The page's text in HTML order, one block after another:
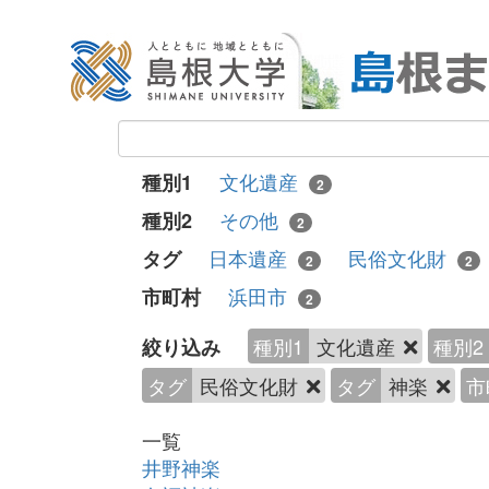
種別1 文化遺産 2
種別2 その他 2
タグ 日本遺産 2 民俗文化財 2
市町村 浜田市 2
絞り込み 種別1 文化遺産
種別2
タグ 民俗文化財 タグ 神楽
一覧
井野神楽